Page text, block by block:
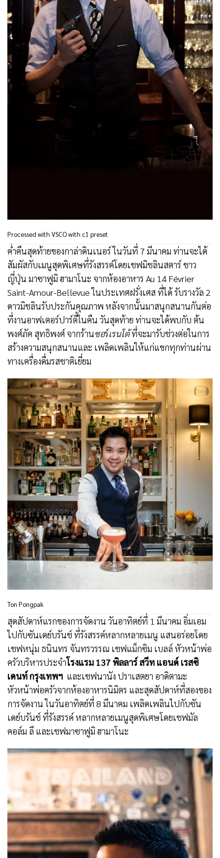
Processed with VSCO with c1 preset
ค่ำคืนสุดท้ายของกาล่าดินเนอร์ ในวันที่ 7 มีนาคม ท่านจะได้
สัมผัสกับเมนูสุดพิเศษที่รังสรรค์โดยเชฟมิชลินสตาร์ ชาว
ญี่ปุ่น มาซาฟูมิ ฮามาโนะ จากห้องอาหาร Au 14 Février
Saint-Amour-Bellevue ในประเทศฝรั่งเศส ที่ได้ รับรางวัล 2
ดาวมิชลินรับประกันคุณภาพ หลังจากนั้นมาสนุกสนานกันต่อ
ที่งานอาฟเตอร์ปาร์ตี้ในคืน วันสุดท้าย ท่านจะได้พบกับ ต้น
พงศ์ภัค สุทธิพงศ์ จากร้านซอร์เรนโต้ที่จะมารับช่วงต่อในการ
สร้างความสนุกสนานและ เพลิดเพลินให้แก่แขกทุกท่านผ่าน
ทางเครื่องดื่มรสชาติเยี่ยม
Ton Pongpak
สุดสัปดาห์แรกของการจัดงาน วันอาทิตย์ที่ 1 มีนาคม อิ่มเอม
ไปกับซันเดย์บรันช์ ที่รังสรรค์หลากหลายเมนู แสนอร่อยโดย
เชฟหนุ่ม ธนินทร จันทรวรรณ เชฟแม็กซิม เบลล์ หัวหน้าพ่อ
ครัวบริหารประจำโรงแรม 137 พิลลาร์ สวีท แอนด์ เรสซิ
เดนท์ กรุงเทพฯ และเชฟนานัง ปราเสตยา อาดิตามะ
หัวหน้าพ่อครัวจากห้องอาหารนิมิตร และสุดสัปดาห์ที่สองของ
การจัดงาน ในวันอาทิตย์ที่ 8 มีนาคม เพลิดเพลินไปกับซัน
เดย์บรันช์ ที่รังสรรค์ หลากหลายเมนูสุดพิเศษโดยเชฟมัล
คอล์ม ลี และเชฟมาซาฟูมิ ฮามาโนะ